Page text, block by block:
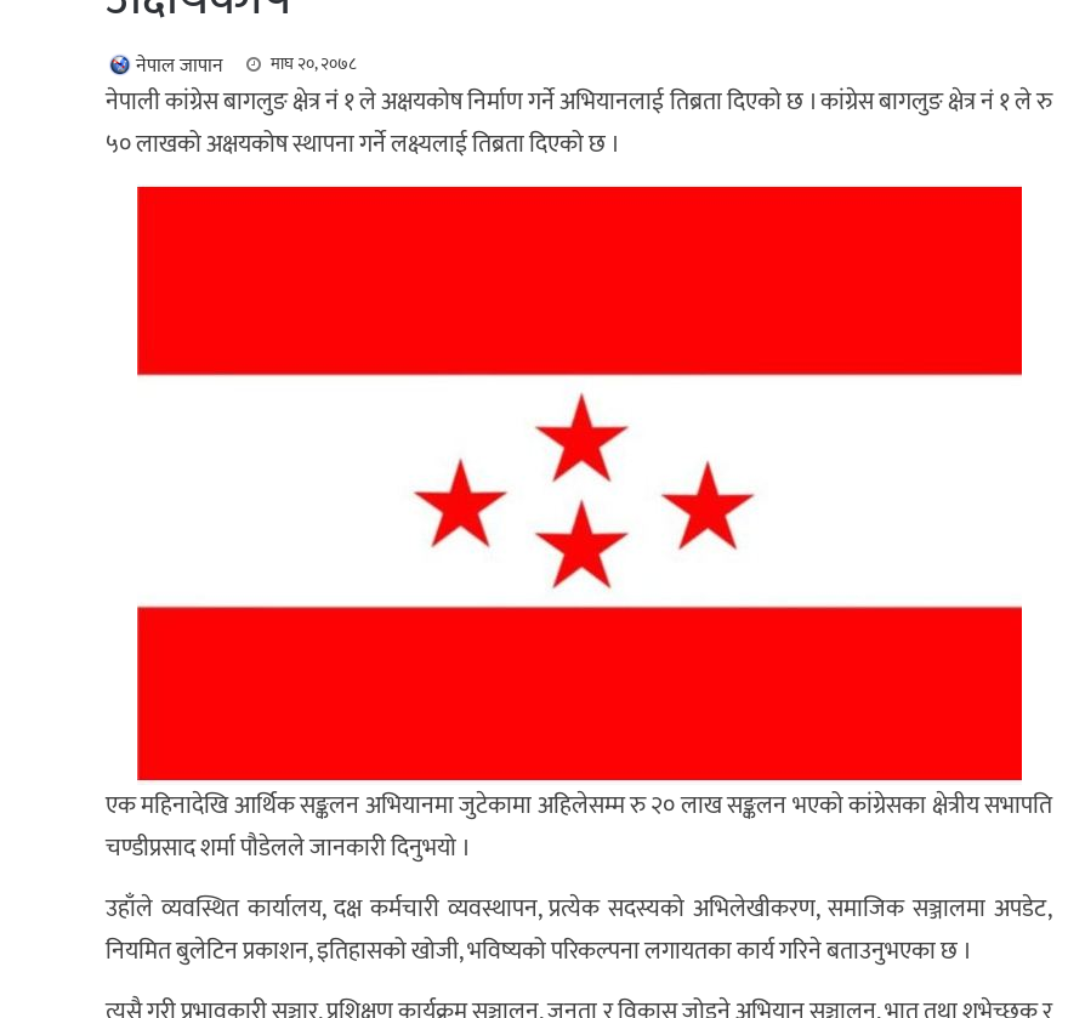
नेपाल जापान माघ २०, २०७८
नेपाली कांग्रेस बागलुङ क्षेत्र नं १ ले अक्षयकोष निर्माण गर्ने अभियानलाई तिब्रता दिएको छ । कांग्रेस बागलुङ क्षेत्र नं १ ले रु
५० लाखको अक्षयकोष स्थापना गर्ने लक्ष्यलाई तिब्रता दिएको छ ।
एक महिनादेखि आर्थिक सङ्कलन अभियानमा जुटेकामा अहिलेसम्म रु २० लाख सङ्कलन भएको कांग्रेसका क्षेत्रीय सभापति
चण्डीप्रसाद शर्मा पौडेलले जानकारी दिनुभयो ।
उहाँले व्यवस्थित कार्यालय, दक्ष कर्मचारी व्यवस्थापन, प्रत्येक सदस्यको अभिलेखीकरण, समाजिक सञ्जालमा अपडेट,
नियमित बुलेटिन प्रकाशन, इतिहासको खोजी, भविष्यको परिकल्पना लगायतका कार्य गरिने बताउनुभएका छ ।